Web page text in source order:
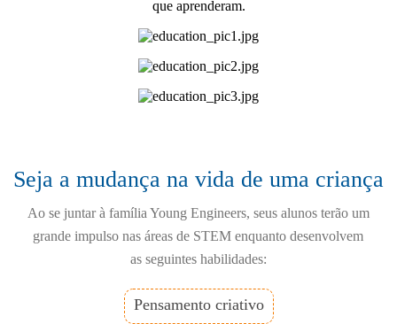
que aprenderam.
Seja a mudança na vida de uma criança
Ao se juntar à família Young Engineers, seus alunos terão um
grande impulso nas áreas de STEM enquanto desenvolvem
as seguintes habilidades:
Pensamento criativo